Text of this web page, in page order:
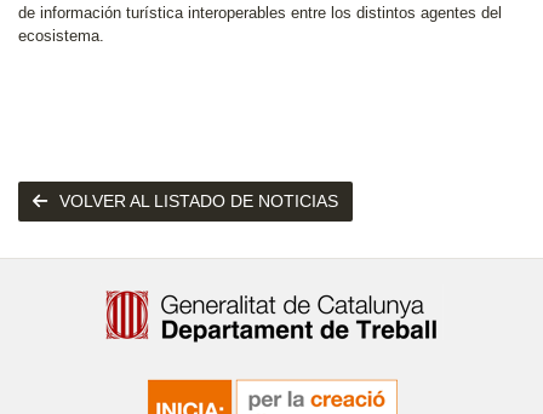
de información turística interoperables entre los distintos agentes del
ecosistema.
VOLVER AL LISTADO DE NOTICIAS